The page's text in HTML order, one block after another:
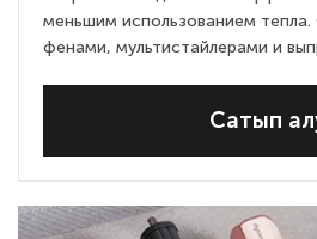
меньшим использованием тепла.
фенами, мультистайлерами и
Сатып